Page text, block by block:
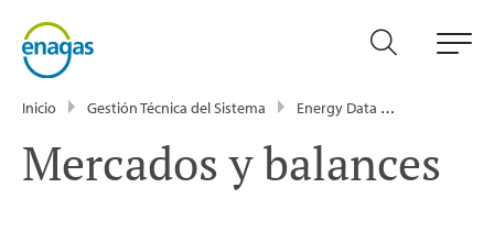
Inicio Gestión Técnica del Sistema Energy Data
Mercados y balances